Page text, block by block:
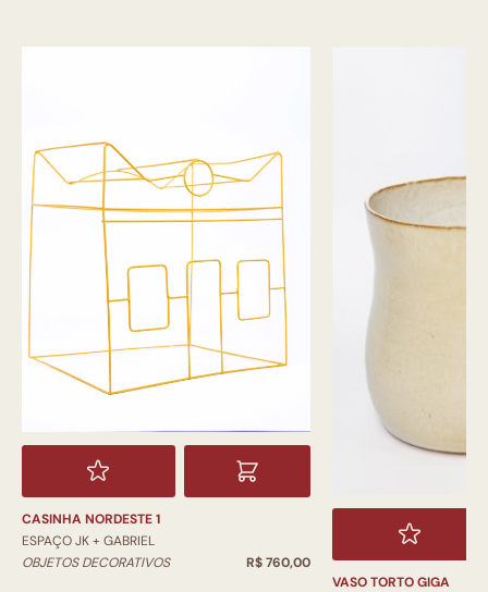
CASINHA NORDESTE 1
ESPAÇO JK + GABRIEL
OBJETOS DECORATIVOS
R$ 760,00
VASO TORTO GIGA